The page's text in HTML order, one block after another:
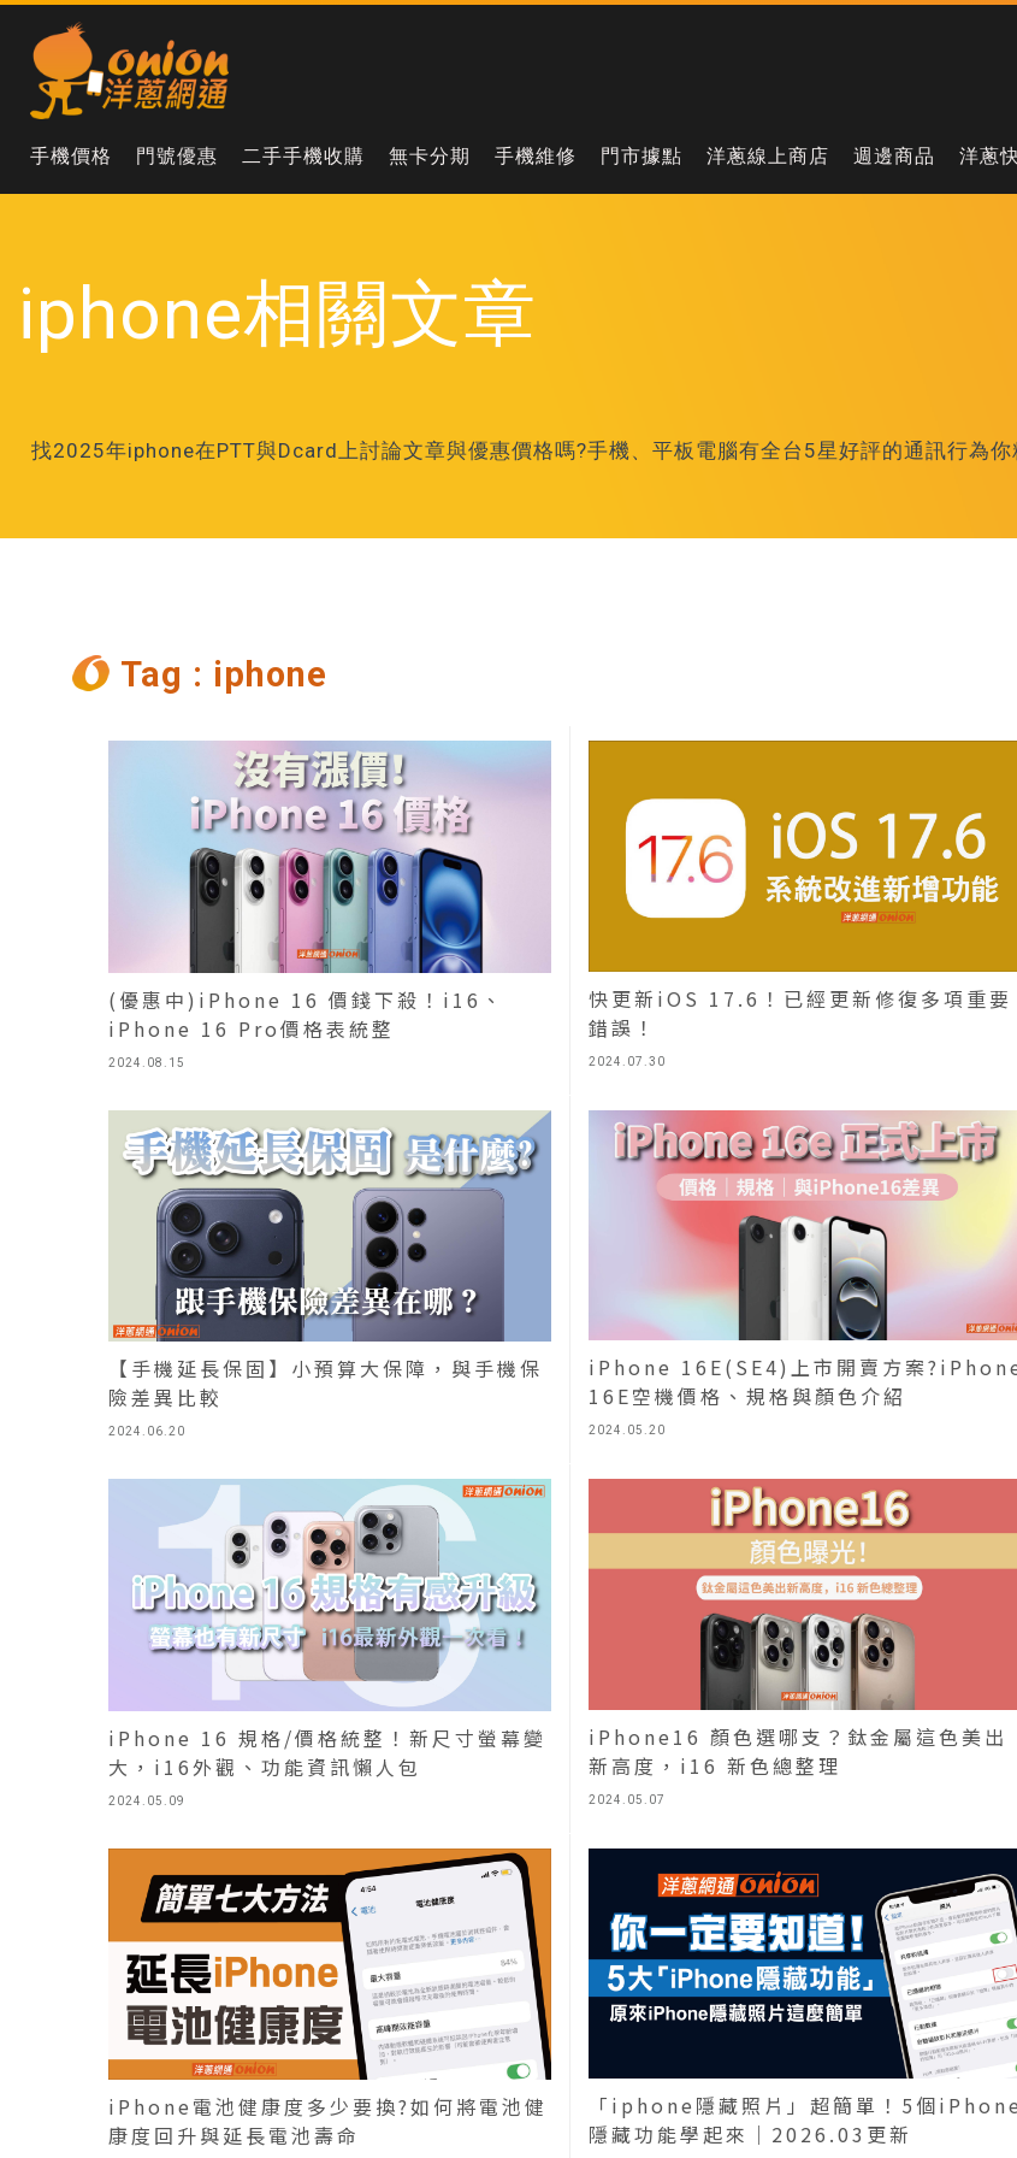
手機價格 門號優惠 二手手機收購 無卡分期 手機維修 門市據點 洋蔥線上商店 週邊商品 洋蔥
iphone相關文章
找2025年iphone在PTT與Dcard上討論文章與優惠價格嗎?手機、平板電腦有全台5星好評的通訊行為
Tag : iphone
2024.08.15
(優惠中)iPhone 16 價錢下殺！i16、
iPhone 16 Pro價格表統整
2024.07.30
快更新iOS 17.6！已經更新修復多項重要
錯誤！
2024.06.20
【手機延長保固】小預算大保障，與手機保
險差異比較
2024.05.20
iPhone 16E(SE4)上市開賣方案
16E空機價格、規格與顏色介紹
2024.05.09
iPhone 16 規格/價格統整！新尺寸螢幕變
大，i16外觀、功能資訊懶人包
2024.05.07
iPhone16 顏色選哪支？鈦金屬這色美出
新高度，i16 新色總整理
iPhone電池健康度多少要換?如何將電池健
康度回升與延長電池壽命
「iphone隱藏照片」超簡單！5個iPhone
隱藏功能學起來｜2026.03更新